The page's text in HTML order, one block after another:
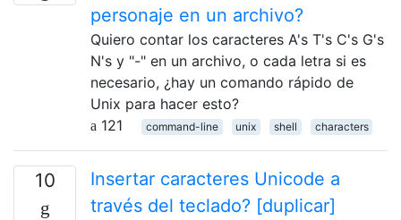
personaje en un archivo?
Quiero contar los caracteres A's T's C's G's
N's y "-" en un archivo, o cada letra si es
necesario, ¿hay un comando rápido de
Unix para hacer esto?
121
command-line unix shell characters
10
Insertar caracteres Unicode a
través del teclado? [duplicar]